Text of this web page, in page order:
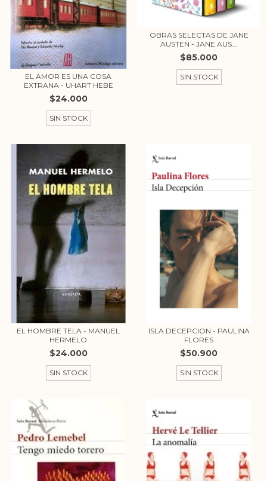
EL AMOR ES UNA COSA
EXTRANA - UHART HEBE
$24.000
SIN STOCK
OBRAS SELECTAS DE JANE
AUSTEN - JANE AUS...
$85.000
SIN STOCK
EL HOMBRE TELA - MANUEL
HERMELO
$24.000
SIN STOCK
ISLA DECEPCION - PAULINA
FLORES
$50.900
SIN STOCK